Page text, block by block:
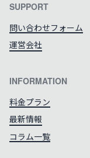
SUPPORT
問い合わせフォーム
運営会社
INFORMATION
料金プラン
最新情報
コラム一覧